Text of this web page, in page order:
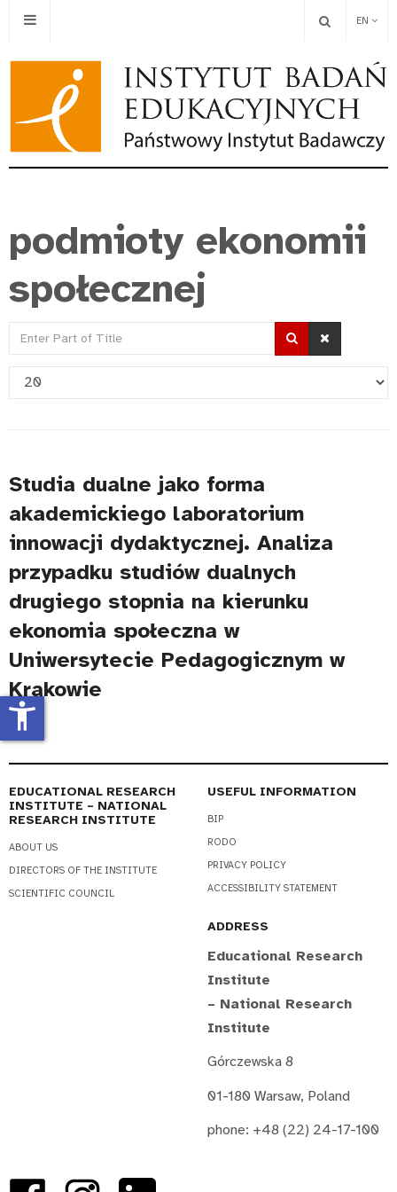
EN
podmioty ekonomii
społecznej
Enter
Display
Studia dualne jako forma
akademickiego laboratorium
innowacji dydaktycznej. Analiza
przypadku studiów dualnych
drugiego stopnia na kierunku
ekonomia społeczna w
Uniwersytecie Pedagogicznym w
Krakowie
EDUCATIONAL RESEARCH
INSTITUTE – NATIONAL
RESEARCH INSTITUTE
ABOUT US
DIRECTORS OF THE INSTITUTE
SCIENTIFIC COUNCIL
USEFUL INFORMATION
BIP
RODO
PRIVACY POLICY
ACCESSIBILITY STATEMENT
ADDRESS
Educational Research
Institute
– National Research
Institute
Górczewska 8
01-180 Warsaw, Poland
phone: +48 (22) 24-17-100
accessibility_new